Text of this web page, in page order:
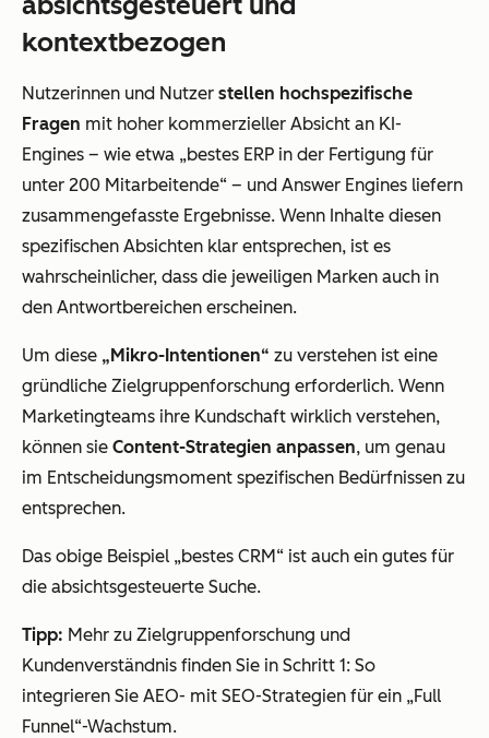
kontextbezogen
Nutzerinnen und Nutzer stellen hochspezifische
Fragen mit hoher kommerzieller Absicht an KI-
Engines – wie etwa „bestes ERP in der Fertigung für
unter 200 Mitarbeitende“ – und Answer Engines liefern
zusammengefasste Ergebnisse. Wenn Inhalte diesen
spezifischen Absichten klar entsprechen, ist es
wahrscheinlicher, dass die jeweiligen Marken auch in
den Antwortbereichen erscheinen.
Um diese „Mikro-Intentionen“ zu verstehen ist eine
gründliche Zielgruppenforschung erforderlich. Wenn
Marketingteams ihre Kundschaft wirklich verstehen,
können sie Content-Strategien anpassen, um genau
im Entscheidungsmoment spezifischen Bedürfnissen zu
entsprechen.
Das obige Beispiel „bestes CRM“ ist auch ein gutes für
die absichtsgesteuerte Suche.
Tipp: Mehr zu Zielgruppenforschung und
Kundenverständnis finden Sie in Schritt 1: So
integrieren Sie AEO- mit SEO-Strategien für ein „Full
Funnel“-Wachstum.